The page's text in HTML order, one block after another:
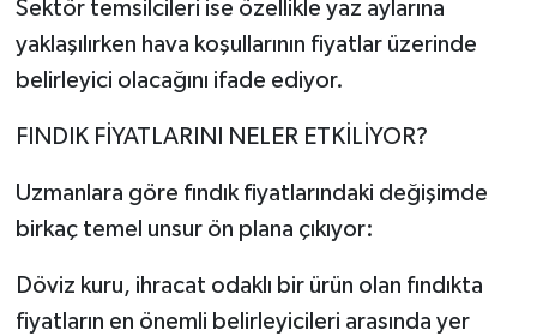
Sektör temsilcileri ise özellikle yaz aylarına
yaklaşılırken hava koşullarının fiyatlar üzerinde
belirleyici olacağını ifade ediyor.
FINDIK FİYATLARINI NELER ETKİLİYOR?
Uzmanlara göre fındık fiyatlarındaki değişimde
birkaç temel unsur ön plana çıkıyor:
Döviz kuru, ihracat odaklı bir ürün olan fındıkta
fiyatların en önemli belirleyicileri arasında yer